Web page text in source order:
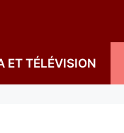
ET TÉLÉVISION